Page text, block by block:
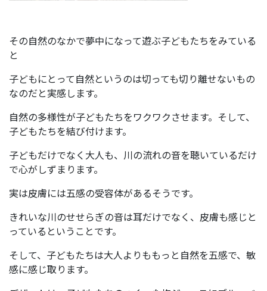
その自然のなかで夢中になって遊ぶ子どもたちをみている
と
子どもにとって自然というのは切っても切り離せないもの
なのだと実感します。
自然の多様性が子どもたちをワクワクさせます。そして、
子どもたちを結び付けます。
子どもだけでなく大人も、川の流れの音を聴いているだけ
で心がしずまります。
実は皮膚には五感の受容体があるそうです。
きれいな川のせせらぎの音は耳だけでなく、皮膚も感じと
っているということです。
そして、子どもたちは大人よりももっと自然を五感で、敏
感に感じ取ります。